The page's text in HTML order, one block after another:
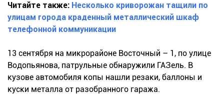
Читайте также: Несколько криворожан тащили по
улицам города краденный металлический шкаф
телефонной коммуникации
13 сентября на микрорайоне Восточный – 1, по улице
Водопьянова, патрульные обнаружили ГАЗель. В
кузове автомобиля копы нашли резаки, баллоны и
куски металла от разобранного гаража.